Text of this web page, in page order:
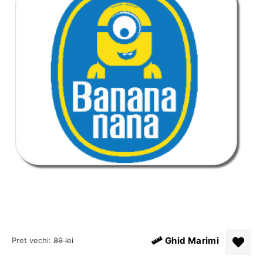
Pret vechi: 89 lei Ghid Marimi